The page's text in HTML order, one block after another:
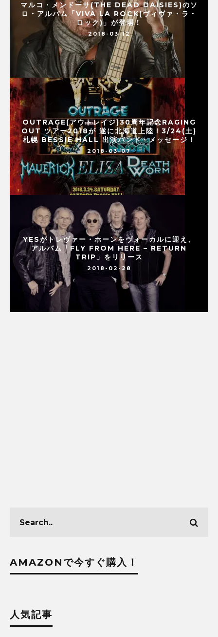
マルコ・メンドーサ(THE DEAD DAISIES)のソ
ロ・アルバム「VIVA LA ROCK(ヴィヴァ・ラ・
ロック)」が登場！
2018-03-12
OUTRAGE(アウトレイジ)30周年記念RAGING
OUT ツアー2018が 遂に北海道上陸！3/24(土)
札幌 BESSIE HALL 出演バンド・メッセージ！
2018-03-07
YESがトレヴァー・ホーンをヴォーカルに迎え、
アルバム「FLY FROM HERE – RETURN
TRIP」をリリース
2018-02-28
AMAZONで今すぐ購入！
人気記事